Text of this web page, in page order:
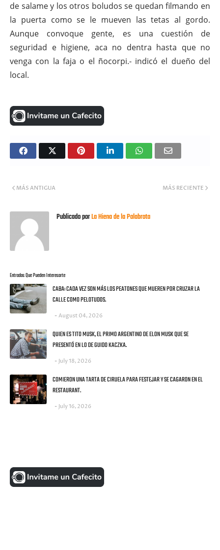
de salame y los otros boludos se quedan filmando en
la puerta como se le mueven las tetas al gordo.
Aunque convoque gente, es una cuestión de
seguridad e higiene, aca no dentra hasta que no
venga con la faja o el ñocorpi.- indicó el dueño del
local.
MÁS RECIENTE
MÁS ANTIGUA
Publicado porLa Hiena de la Palabrota
Entradas Que Pueden Interesarte
CABA: CADA VEZ SON MÁS LOS PEATONES QUE MUEREN POR CRUZAR LA
CALLE COMO PELOTUDOS.
August 04, 2026
QUIEN ES TITO MUSK, EL PRIMO ARGENTINO DE ELON MUSK QUE SE
PRESENTÓ EN LO DE GUIDO KACZKA.
July 18, 2026
COMIERON UNA TARTA DE CIRUELA PARA FESTEJAR Y SE CAGARON EN EL
RESTAURANT.
July 16, 2026